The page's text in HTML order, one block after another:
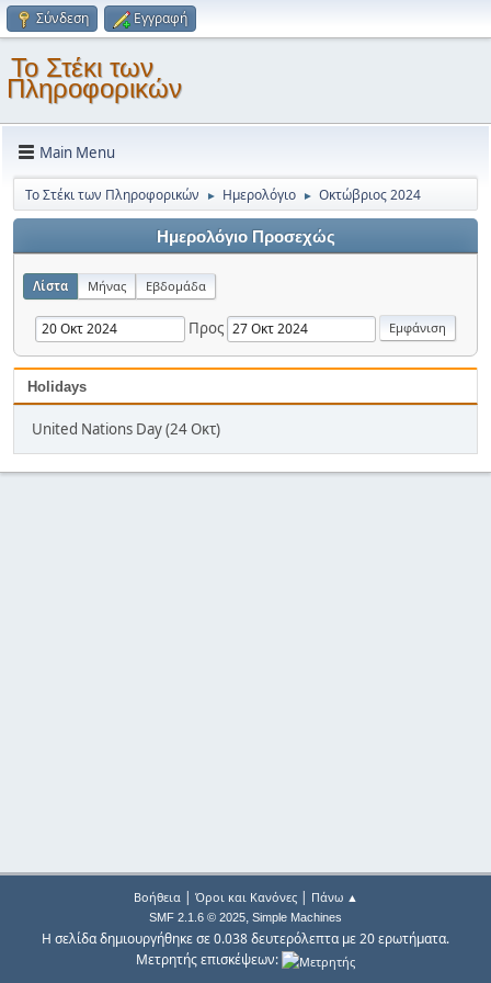
Σύνδεση Εγγραφή
Το Στέκι των
Πληροφορικών
Main Menu
Το Στέκι των Πληροφορικών ► Ημερολόγιο ► Οκτώβριος 2024
Ημερολόγιο Προσεχώς
Λίστα Μήνας Εβδομάδα
Προς
Holidays
United Nations Day (24 Οκτ)
Βοήθεια| Όροι και Κανόνες| Πάνω ▲
SMF 2.1.6 © 2025, Simple Machines
Η σελίδα δημιουργήθηκε σε 0.038 δευτερόλεπτα με 20 ερωτήματα.
Μετρητής επισκέψεων: